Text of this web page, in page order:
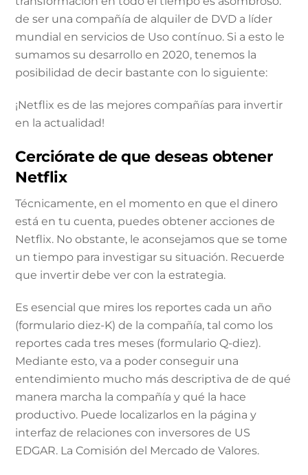
de ser una compañía de alquiler de DVD a líder
mundial en servicios de Uso contínuo. Si a esto le
sumamos su desarrollo en 2020, tenemos la
posibilidad de decir bastante con lo siguiente:
¡Netflix es de las mejores compañías para invertir
en la actualidad!
Cerciórate de que deseas obtener
Netflix
Técnicamente, en el momento en que el dinero
está en tu cuenta, puedes obtener acciones de
Netflix. No obstante, le aconsejamos que se tome
un tiempo para investigar su situación. Recuerde
que invertir debe ver con la estrategia.
Es esencial que mires los reportes cada un año
(formulario diez-K) de la compañía, tal como los
reportes cada tres meses (formulario Q-diez).
Mediante esto, va a poder conseguir una
entendimiento mucho más descriptiva de de qué
manera marcha la compañía y qué la hace
productivo. Puede localizarlos en la página y
interfaz de relaciones con inversores de US
EDGAR. La Comisión del Mercado de Valores.